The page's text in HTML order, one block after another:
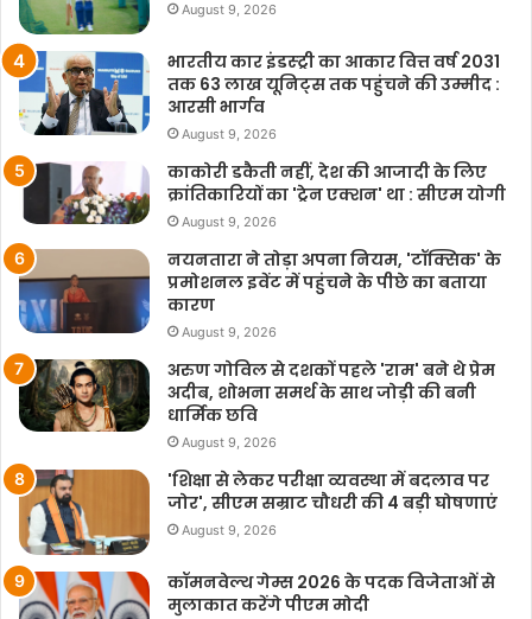
August 9, 2026
भारतीय कार इंडस्ट्री का आकार वित्त वर्ष 2031
तक 63 लाख यूनिट्स तक पहुंचने की उम्मीद :
आरसी भार्गव
August 9, 2026
काकोरी डकैती नहीं, देश की आजादी के लिए
क्रांतिकारियों का 'ट्रेन एक्शन' था : सीएम योगी
August 9, 2026
नयनतारा ने तोड़ा अपना नियम, 'टॉक्सिक' के
प्रमोशनल इवेंट में पहुंचने के पीछे का बताया
कारण
August 9, 2026
अरुण गोविल से दशकों पहले 'राम' बने थे प्रेम
अदीब, शोभना समर्थ के साथ जोड़ी की बनी
धार्मिक छवि
August 9, 2026
'शिक्षा से लेकर परीक्षा व्यवस्था में बदलाव पर
जोर', सीएम सम्राट चौधरी की 4 बड़ी घोषणाएं
August 9, 2026
कॉमनवेल्थ गेम्स 2026 के पदक विजेताओं से
मुलाकात करेंगे पीएम मोदी